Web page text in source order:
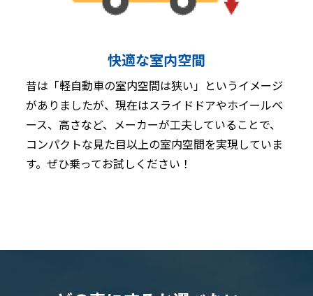
快適な室内空間
昔は「軽自動車の室内空間は狭い」というイメージ
がありましたが、現在はスライドドアやホイールベ
ース、高さなど、メーカーが工夫していることで、
コンパクトな見た目以上の室内空間を実現していま
す。ぜひ乗ってお試しください！